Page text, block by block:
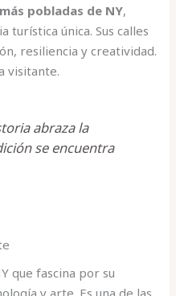
pobladas de NY,
turística única. Sus calles
resiliencia y creatividad.
visitante.
abraza la
se encuentra
que fascina por su